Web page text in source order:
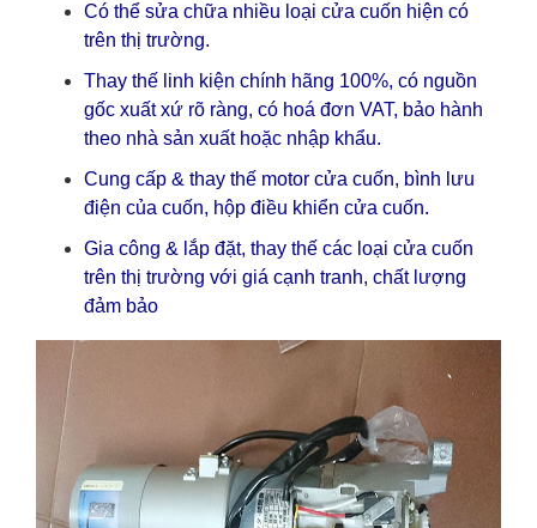
Có thể sửa chữa nhiều loại cửa cuốn hiện có
trên thị trường.
Thay thế linh kiện chính hãng 100%, có nguồn
gốc xuất xứ rõ ràng, có hoá đơn VAT, bảo hành
theo nhà sản xuất hoặc nhập khẩu.
Cung cấp & thay thế motor cửa cuốn, bình lưu
điện của cuốn, hộp điều khiển cửa cuốn.
Gia công & lắp đặt, thay thế các loại cửa cuốn
trên thị trường với giá cạnh tranh, chất lượng
đảm bảo